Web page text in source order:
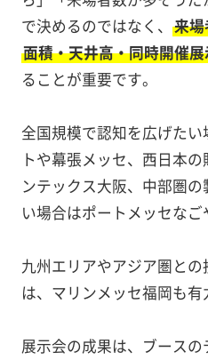
で決めるのではなく、 来
面積・天井高・同時開催
ることが重要です。
全国規模で認知を広げた
トや幕張メッセ、西日本
ンテックス大阪、中部圏
い場合はポートメッセなご
九州エリアやアジア圏と
は、マリンメッセ福岡も有
展示会の成果は、ブース